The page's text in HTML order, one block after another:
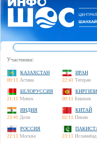
Участники:
КАЗАХСТАН
00:11 Астана
ИРАН
22:41 Тегеран
БЕЛОРУССИЯ
21:11 Минск
00:11 Бишкек
ИНДИЯ
23:41 Дели
КИТАЙ
02:11 Пекин
РОССИЯ
22:11 Москва
23:11 Исламабад